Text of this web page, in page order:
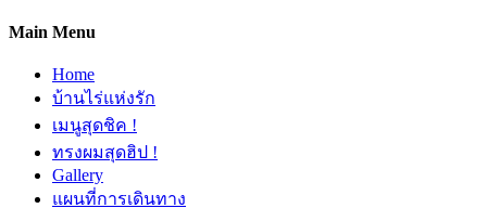
Main Menu
Home
บ้านไร่แห่งรัก
เมนูสุดชิค !
ทรงผมสุดฮิป !
Gallery
แผนที่การเดินทาง